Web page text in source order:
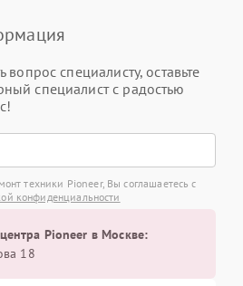
вопрос специалисту, оставьте
специалист с радостью
техники Pioneer, Вы соглашаетесь с
конфиденциальности
Pioneer в Москве:
18